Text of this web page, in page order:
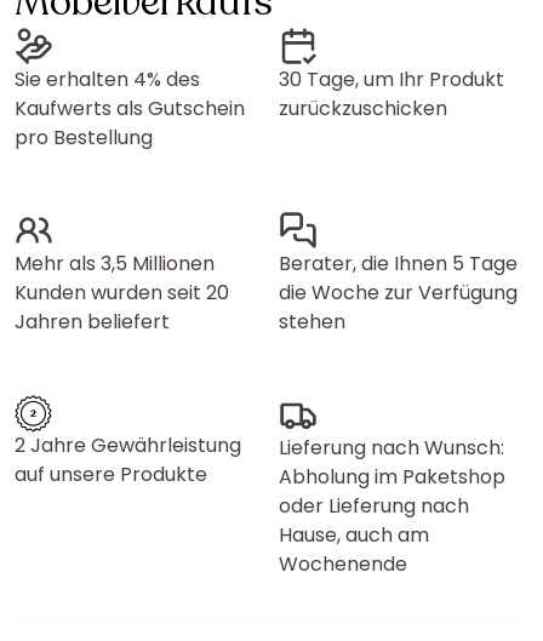
Sie erhalten 4% des
Kaufwerts als Gutschein
pro Bestellung
30 Tage, um Ihr Produkt
zurückzuschicken
Mehr als 3,5 Millionen
Kunden wurden seit 20
Jahren beliefert
Berater, die Ihnen 5 Tage
die Woche zur Verfügung
stehen
2 Jahre Gewährleistung
auf unsere Produkte
Lieferung nach Wunsch:
Abholung im Paketshop
oder Lieferung nach
Hause, auch am
Wochenende